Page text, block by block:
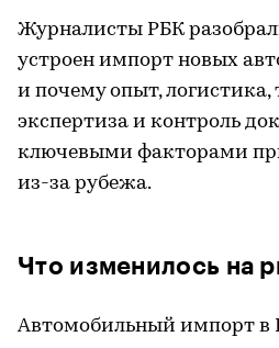
Журналисты РБК
устроен импорт новых
и почему опыт,
экспертиза и контроль
ключевыми факторами
из-за рубежа.
Что изменилось на
Автомобильный импорт в